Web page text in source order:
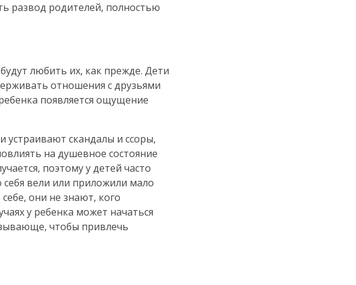
развод родителей, полностью
любить их, как прежде. Дети
отношения с друзьями
появляется ощущение
устраивают скандалы и ссоры,
на душевное состояние
поэтому у детей часто
себя вели или приложили мало
они не знают, кого
у ребенка может начаться
чтобы привлечь